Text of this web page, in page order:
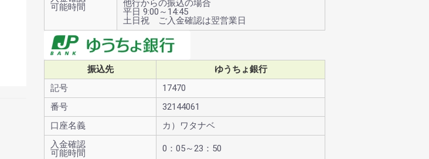
可能時間
他行からの振込の場合
平日 9:00～14:45
土日祝 ご入金確認は翌営業日
振込先
ゆうちょ銀行
記号
17470
番号
32144061
口座名義
カ）ワタナベ
入金確認
可能時間
0：05～23：50